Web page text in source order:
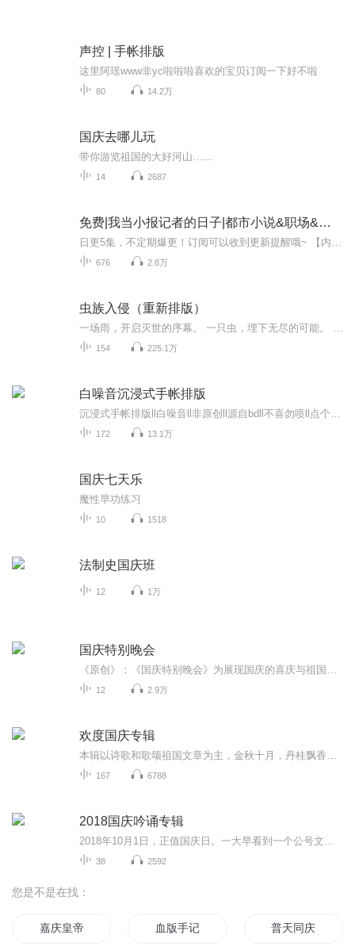
声控 | 手帐排版
这里阿瑶www非yc啦啦啦喜欢的宝贝订阅一下好不啦
80 14.2万
国庆去哪儿玩
带你游览祖国的大好河山……
14 2687
免费|我当小报记者的日子|都市小说&职场&情感
676 2.8万
虫族入侵（重新排版）
154 225.1万
白噪音沉浸式手帐排版
172 13.1万
国庆七天乐
魔性早功练习
10 1518
法制史国庆班
12 1万
国庆特别晚会
12 2.9万
欢度国庆专辑
167 6788
2018国庆吟诵专辑
38 2592
您是不是在找：
嘉庆皇帝 血版手记 普天同庆